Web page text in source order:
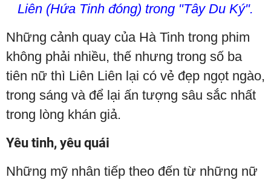
Liên (Hứa Tinh đóng) trong "Tây Du Ký".
Những cảnh quay của Hà Tinh trong phim
không phải nhiều, thế nhưng trong số ba
tiên nữ thì Liên Liên lại có vẻ đẹp ngọt ngào,
trong sáng và để lại ấn tượng sâu sắc nhất
trong lòng khán giả.
Yêu tinh, yêu quái
Những mỹ nhân tiếp theo đến từ những nữ